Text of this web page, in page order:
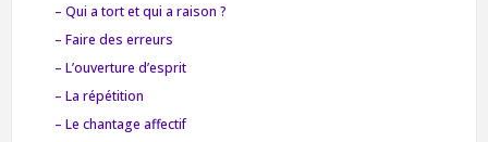
– Qui a tort et qui a raison ?
– Faire des erreurs
– L’ouverture d’esprit
– La répétition
– Le chantage affectif